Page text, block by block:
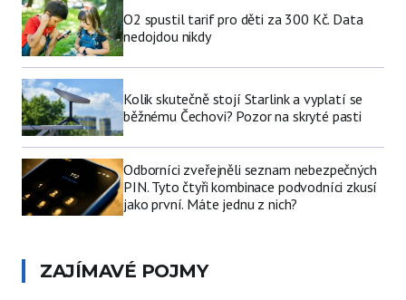
O2 spustil tarif pro děti za 300 Kč. Data
nedojdou nikdy
Kolik skutečně stojí Starlink a vyplatí se
běžnému Čechovi? Pozor na skryté pasti
Odborníci zveřejněli seznam nebezpečných
PIN. Tyto čtyři kombinace podvodníci zkusí
jako první. Máte jednu z nich?
ZAJÍMAVÉ POJMY